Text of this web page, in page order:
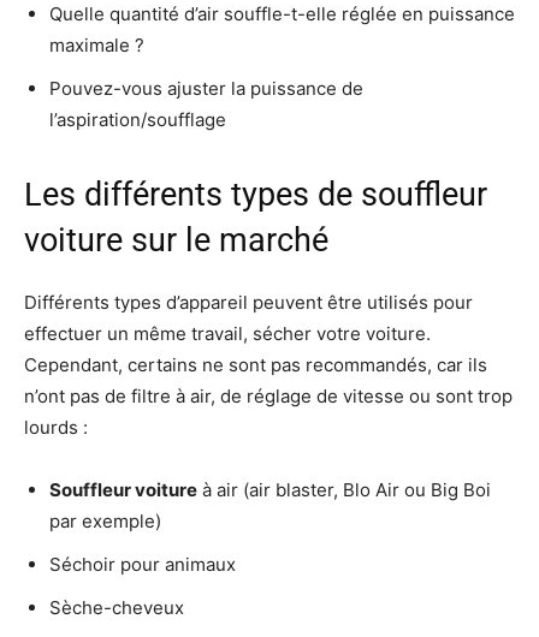
Quelle quantité d’air souffle-t-elle réglée en puissance
maximale ?
Pouvez-vous ajuster la puissance de
l’aspiration/soufflage
Les différents types de souffleur
voiture sur le marché
Différents types d’appareil peuvent être utilisés pour
effectuer un même travail, sécher votre voiture.
Cependant, certains ne sont pas recommandés, car ils
n’ont pas de filtre à air, de réglage de vitesse ou sont trop
lourds :
Souffleur voiture à air (air blaster, Blo Air ou Big Boi
par exemple)
Séchoir pour animaux
Sèche-cheveux